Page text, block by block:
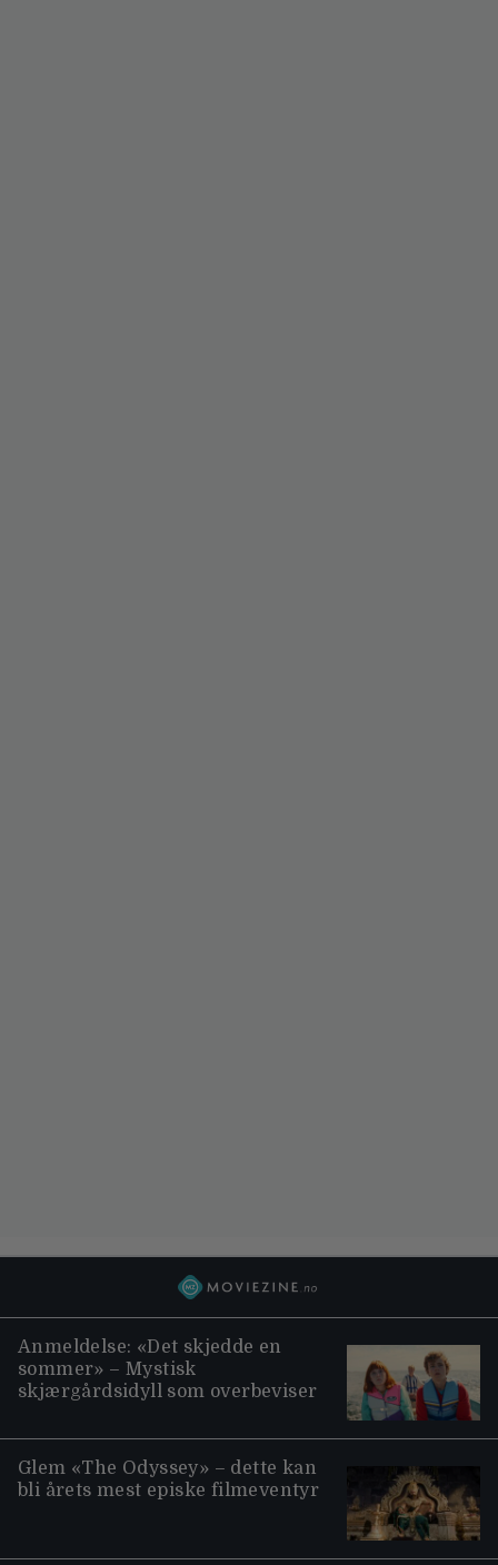
Anmeldelse: «Det skjedde en
sommer» – Mystisk
skjærgårdsidyll som overbeviser
Glem «The Odyssey» – dette kan
bli årets mest episke filmeventyr